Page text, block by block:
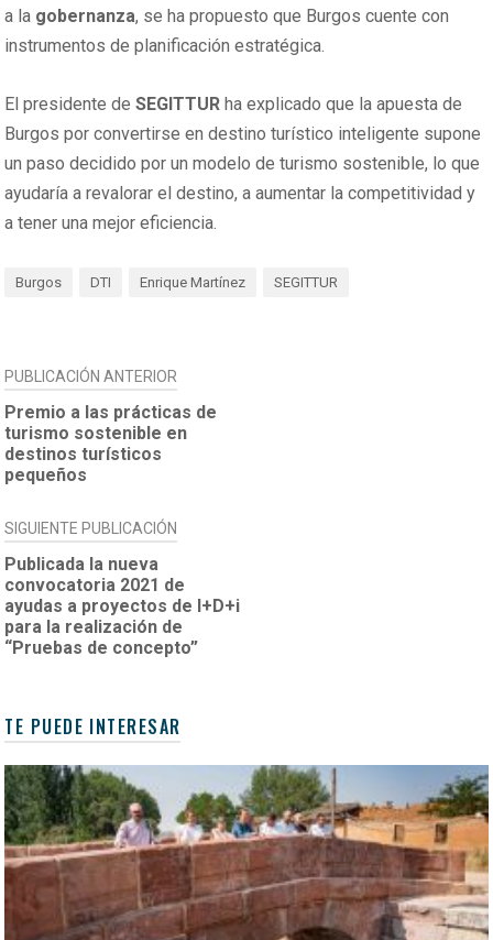
a la gobernanza, se ha propuesto que Burgos cuente con
instrumentos de planificación estratégica.
El presidente deSEGITTUR ha explicado que la apuesta de
Burgos por convertirse en destino turístico inteligente supone
un paso decidido por un modelo de turismo sostenible, lo que
ayudaría a revalorar el destino, a aumentar la competitividad y
a tener una mejor eficiencia.
Burgos DTI Enrique Martínez SEGITTUR
NAVEGACIÓN
DE
ENTRADAS
PUBLICACIÓN ANTERIOR
Premio a las prácticas de
turismo sostenible en
destinos turísticos
pequeños
SIGUIENTE PUBLICACIÓN
Publicada la nueva
convocatoria 2021 de
ayudas a proyectos de I+D+i
para la realización de
“Pruebas de concepto”
TE PUEDE INTERESAR